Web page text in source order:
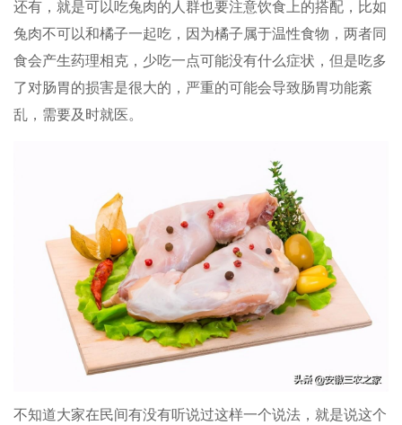
还有，就是可以吃兔肉的人群也要注意饮食上的搭配，比如
兔肉不可以和橘子一起吃，因为橘子属于温性食物，两者同
食会产生药理相克，少吃一点可能没有什么症状，但是吃多
了对肠胃的损害是很大的，严重的可能会导致肠胃功能紊
乱，需要及时就医。
不知道大家在民间有没有听说过这样一个说法，就是说这个